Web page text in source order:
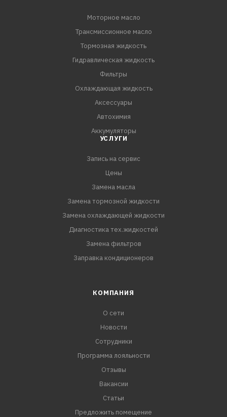
Моторное масло
Трансмиссионное масло
Тормозная жидкость
Гидравлическая жидкость
Фильтры
Охлаждающая жидкость
Аксессуары
Автохимия
Аккумуляторы
УСЛУГИ
Запись на сервис
Цены
Замена масла
Замена тормозной жидкости
Замена охлаждающей жидкости
Диагностика тех.жидкостей
Замена фильтров
Заправка кондиционеров
КОМПАНИЯ
О сети
Новости
Сотрудники
Программа лояльности
Отзывы
Вакансии
Статьи
Предложить помещение